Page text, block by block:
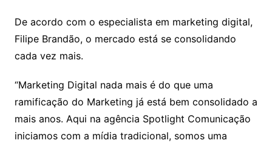
De acordo com o especialista em marketing digital,
Filipe Brandão, o mercado está se consolidando
cada vez mais.
“Marketing Digital nada mais é do que uma
ramificação do Marketing já está bem consolidado a
mais anos. Aqui na agência Spotlight Comunicação
iniciamos com a mídia tradicional, somos uma